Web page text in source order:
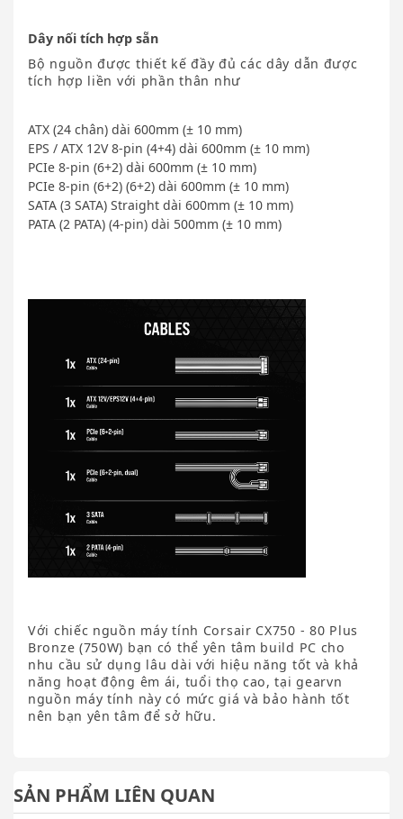
Dây nối tích hợp sẵn
Bộ nguồn được thiết kế đầy đủ các dây dẫn được
tích hợp liền với phần thân như
ATX (24 chân) dài 600mm (± 10 mm)
EPS / ATX 12V 8-pin (4+4) dài 600mm (± 10 mm)
PCIe 8-pin (6+2) dài 600mm (± 10 mm)
PCIe 8-pin (6+2) (6+2) dài 600mm (± 10 mm)
SATA (3 SATA) Straight dài 600mm (± 10 mm)
PATA (2 PATA) (4-pin) dài 500mm (± 10 mm)
Với chiếc nguồn máy tính Corsair CX750 - 80 Plus
Bronze (750W) bạn có thể yên tâm build PC cho
nhu cầu sử dụng lâu dài với hiệu năng tốt và khả
năng hoạt động êm ái, tuổi thọ cao, tại gearvn
nguồn máy tính này có mức giá và bảo hành tốt
nên bạn yên tâm để sở hữu.
SẢN PHẨM LIÊN QUAN